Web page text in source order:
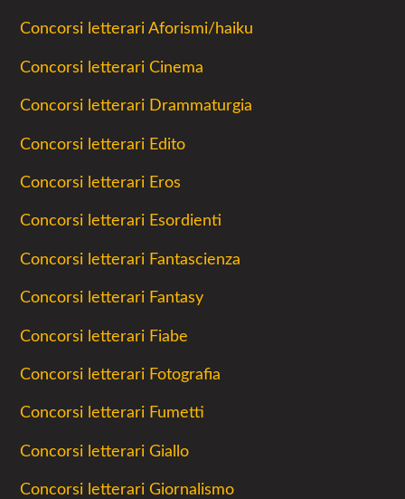
Concorsi letterari Aforismi/haiku
Concorsi letterari Cinema
Concorsi letterari Drammaturgia
Concorsi letterari Edito
Concorsi letterari Eros
Concorsi letterari Esordienti
Concorsi letterari Fantascienza
Concorsi letterari Fantasy
Concorsi letterari Fiabe
Concorsi letterari Fotografia
Concorsi letterari Fumetti
Concorsi letterari Giallo
Concorsi letterari Giornalismo